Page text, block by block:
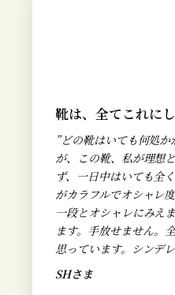
靴は、全てこれに
”どの靴はいても何処
が、この靴、私が理想
ず、一日中はいても全
がカラフルでオシャレ
一段とオシャレにみえ
ます。手放せません。
思っています。シンデ
SHさま